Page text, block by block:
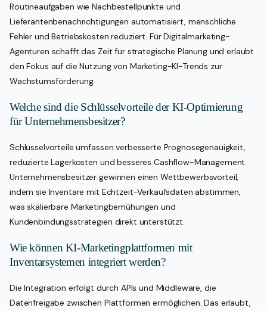
Routineaufgaben wie Nachbestellpunkte und
Lieferantenbenachrichtigungen automatisiert, menschliche
Fehler und Betriebskosten reduziert. Für Digitalmarketing-
Agenturen schafft das Zeit für strategische Planung und erlaubt
den Fokus auf die Nutzung von Marketing-KI-Trends zur
Wachstumsförderung.
Welche sind die Schlüsselvorteile der KI-Optimierung
für Unternehmensbesitzer?
Schlüsselvorteile umfassen verbesserte Prognosegenauigkeit,
reduzierte Lagerkosten und besseres Cashflow-Management.
Unternehmensbesitzer gewinnen einen Wettbewerbsvorteil,
indem sie Inventare mit Echtzeit-Verkaufsdaten abstimmen,
was skalierbare Marketingbemühungen und
Kundenbindungsstrategien direkt unterstützt.
Wie können KI-Marketingplattformen mit
Inventarsystemen integriert werden?
Die Integration erfolgt durch APIs und Middleware, die
Datenfreigabe zwischen Plattformen ermöglichen. Das erlaubt,